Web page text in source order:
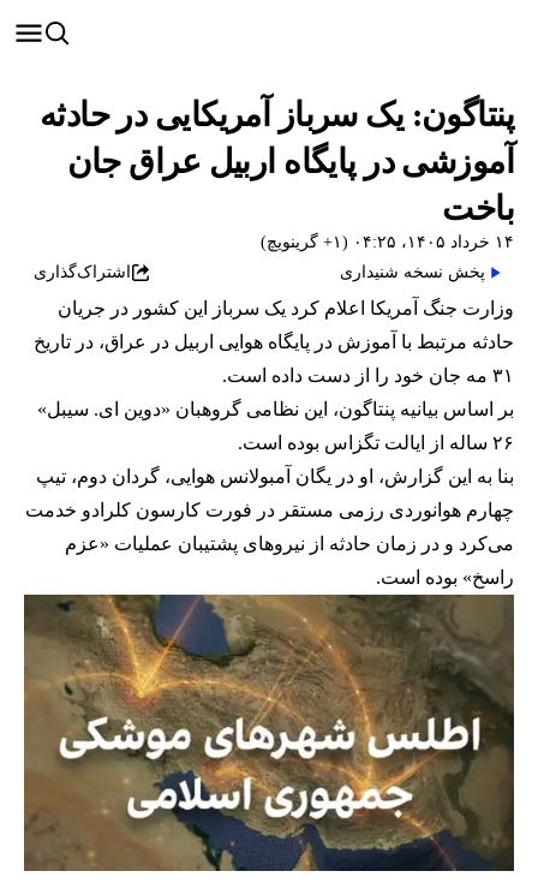
پنتاگون: یک سرباز آمریکایی در حادثه
آموزشی در پایگاه اربیل عراق جان
باخت
۱۴ خرداد ۱۴۰۵، ۰۴:۲۵ (‎+۱ گرینویچ)
پخش نسخه شنیداری
اشتراک‌گذاری
وزارت جنگ آمریکا اعلام کرد یک سرباز این کشور در جریان
حادثه مرتبط با آموزش در پایگاه هوایی اربیل در عراق، در تاریخ
۳۱ مه جان خود را از دست داده است.
بر اساس بیانیه پنتاگون، این نظامی گروهبان «دوین ای. سیبل»
۲۶ ساله از ایالت تگزاس بوده است.
بنا به این گزارش، او در یگان آمبولانس هوایی، گردان دوم، تیپ
چهارم هوانوردی رزمی مستقر در فورت کارسون کلرادو خدمت
می‌کرد و در زمان حادثه از نیروهای پشتیبان عملیات «عزم
راسخ» بوده است.